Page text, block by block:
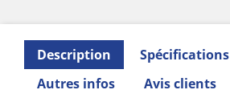
Description Spécifications
Autres infos
Avis clients